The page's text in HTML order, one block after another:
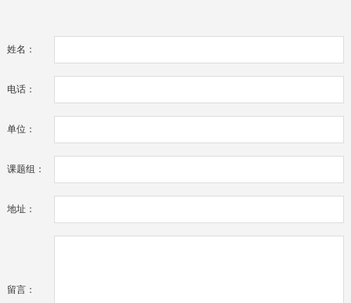
姓名：
电话：
单位：
课题组：
地址：
留言：